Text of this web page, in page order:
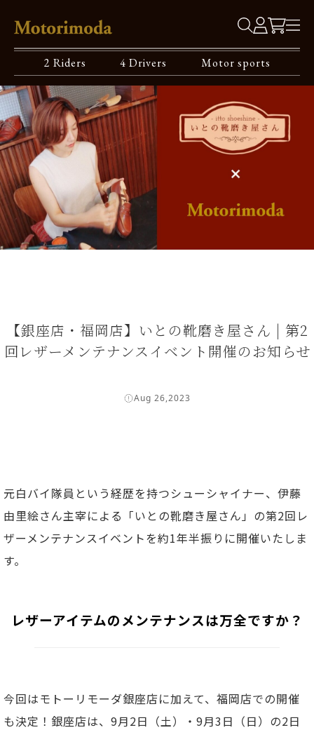
2 Riders 4 Drivers Motor sports
【銀座店・福岡店】いとの靴磨き屋さん | 第2
回レザーメンテナンスイベント開催のお知らせ
Aug 26,2023
元白バイ隊員という経歴を持つシューシャイナー、伊藤
由里絵さん主宰による「いとの靴磨き屋さん」の第2回レ
ザーメンテナンスイベントを約1年半振りに開催いたしま
す。
レザーアイテムのメンテナンスは万全ですか？
今回はモトーリモーダ銀座店に加えて、福岡店での開催
も決定！銀座店は、9月2日（土）・9月3日（日）の2日